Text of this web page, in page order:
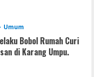
& Corporate
Virus]
Umum
Bobol Rumah Curi
di Karang Umpu.